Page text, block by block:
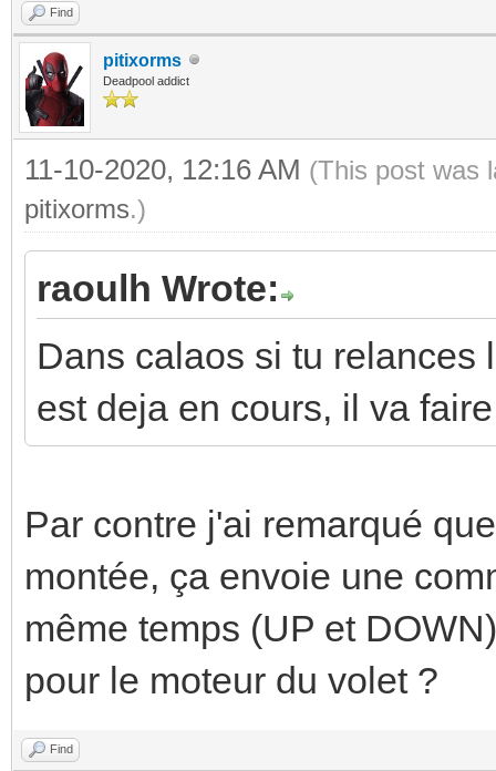
Find
pitixorms
Deadpool addict
11-10-2020, 12:16 AM (This post was
pitixorms.)
raoulh Wrote:
Dans calaos si tu relances
est deja en cours, il va
Par contre j'ai remarqué
montée, ça envoie une
même temps (UP et
pour le moteur du volet ?
Find